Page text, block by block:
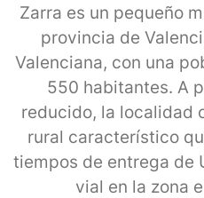
Zarra es un pequeño
provincia de
Valenciana, con una
550 habitantes. A
reducido, la localidad
rural característico
tiempos de entrega de
vial en la zona